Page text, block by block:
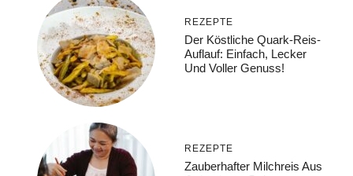
REZEPTE
Der Köstliche Quark-Reis-
Auflauf: Einfach, Lecker
Und Voller Genuss!
REZEPTE
Zauberhafter Milchreis Aus